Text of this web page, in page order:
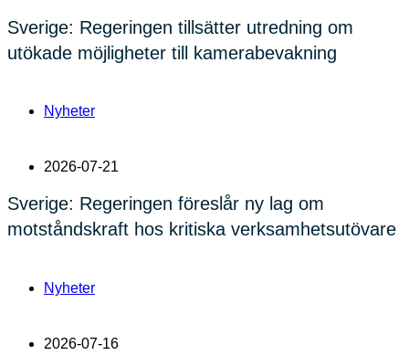
Sverige: Regeringen tillsätter utredning om
utökade möjligheter till kamerabevakning
Nyheter
2026-07-21
Sverige: Regeringen föreslår ny lag om
motståndskraft hos kritiska verksamhetsutövare
Nyheter
2026-07-16